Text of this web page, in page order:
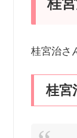
桂
桂宮治さ
桂宮